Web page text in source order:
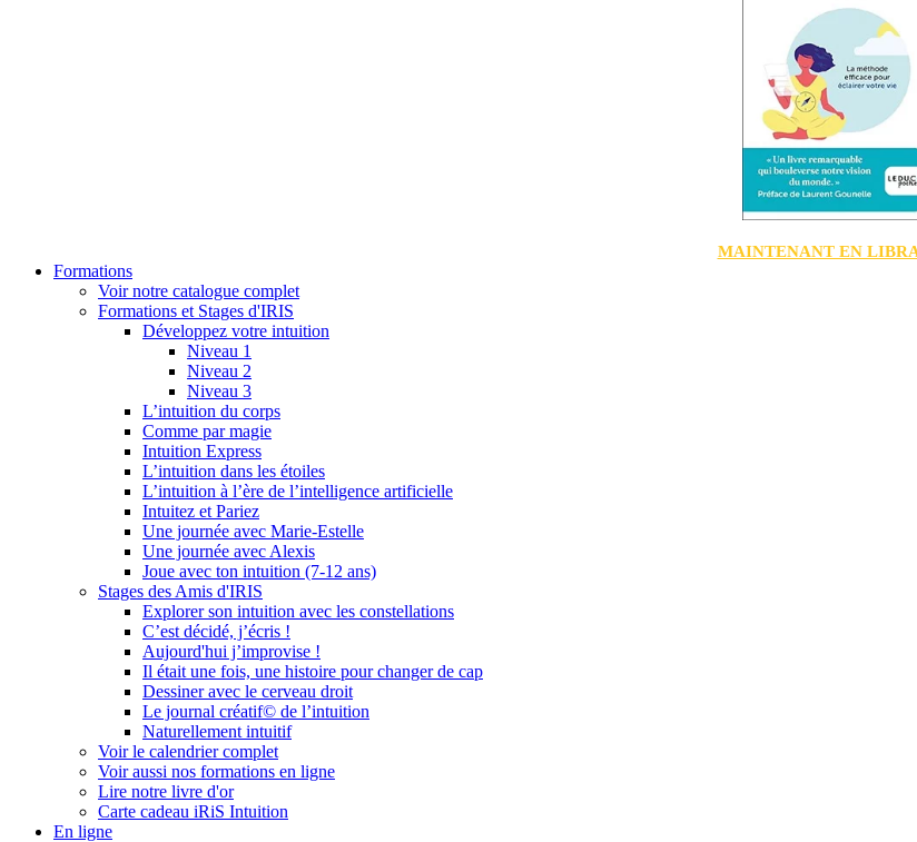
MAINTENANT EN
Formations
Voir notre catalogue complet
Formations et Stages d'IRIS
Développez votre intuition
Niveau 1
Niveau 2
Niveau 3
L’intuition du corps
Comme par magie
Intuition Express
L’intuition dans les étoiles
L’intuition à l’ère de l’intelligence artificielle
Intuitez et Pariez
Une journée avec Marie-Estelle
Une journée avec Alexis
Joue avec ton intuition (7-12 ans)
Stages des Amis d'IRIS
Explorer son intuition avec les constellations
C’est décidé, j’écris !
Aujourd'hui j’improvise !
Il était une fois, une histoire pour changer de cap
Dessiner avec le cerveau droit
Le journal créatif© de l’intuition
Naturellement intuitif
Voir le calendrier complet
Voir aussi nos formations en ligne
Lire notre livre d'or
Carte cadeau iRiS Intuition
En ligne